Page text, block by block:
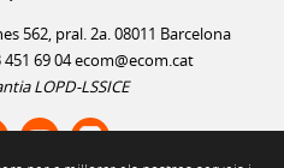
562, pral. 2a. 08011 Barcelona
451 69 04ecom@ecom.cat
LOPD-LSSICE